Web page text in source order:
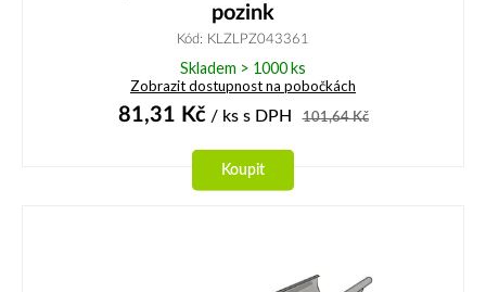
pozink
Kód: KLZLPZ043361
Skladem > 1000 ks
Zobrazit dostupnost na pobočkách
81,31 Kč/ ks s DPH 101,64Kč
Koupit